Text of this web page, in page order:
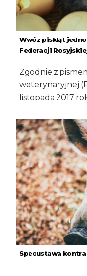
Wwóz piskląt
Federacji
Zgodnie z
weterynaryjnej
listopada 2017
Specustawa